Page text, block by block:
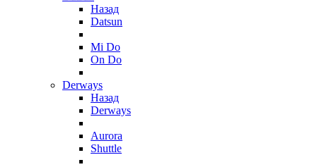
Назад
Datsun
Mi Do
On Do
Derways
Назад
Derways
Aurora
Shuttle